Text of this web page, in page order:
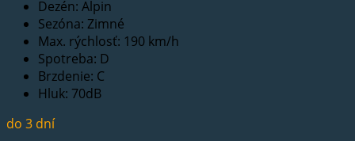
Dezén: Alpin
Sezóna: Zimné
Max. rýchlosť: 190 km/h
Spotreba: D
Brzdenie: C
Hluk: 70dB
do 3 dní